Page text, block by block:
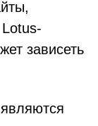
зависеть